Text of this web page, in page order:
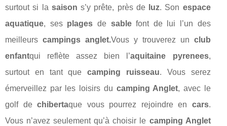
surtout si la saison s’y prête, près de luz. Son espace
aquatique, sesplages de sablefont de lui l’un des
meilleurs campings anglet.Vous y trouverez un club
enfantqui reflète assez bien l’aquitaine pyrenees,
surtout en tant quecamping ruisseau. Vous serez
émerveillez par les loisirs du camping Anglet, avec le
golf dechibertaque vous pourrez rejoindre en cars.
Vous n’avez seulement qu’à choisir le camping Anglet